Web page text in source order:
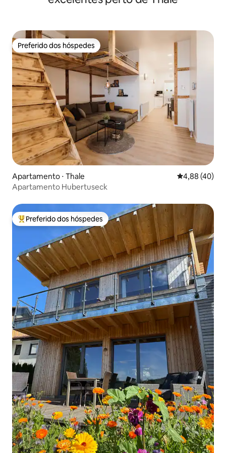
Preferido dos hóspedes
Preferido dos hóspedes
Apartamento ⋅ Thale 4,88 de uma
4,88 (40)
Apartamento Hubertuseck
Entre os melhores preferidos dos hóspedes
Preferido dos hóspedes